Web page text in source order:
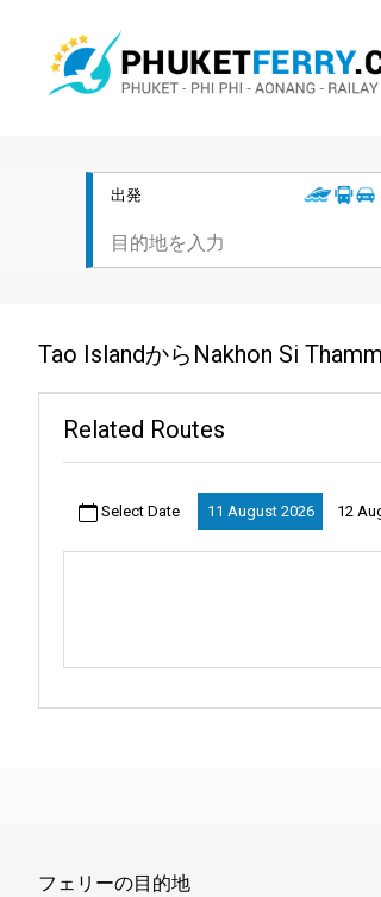
出発
Tao IslandからNakhon Si
Related Routes
Select Date 11 August 2026 12
フェリーの目的地